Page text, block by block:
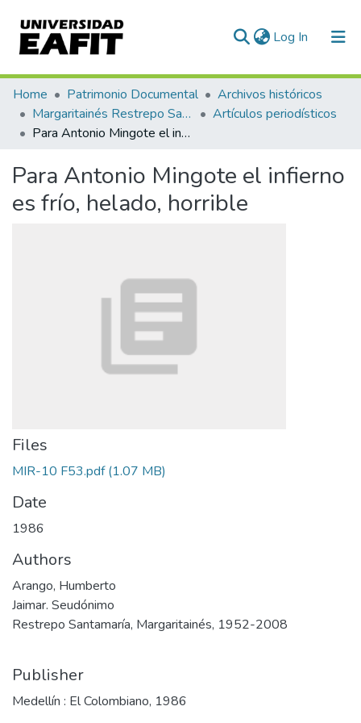
Log In (current)
Communities & Collections
All of DSpace
Home Patrimonio Documental
Archivos históricos
Margaritainés Restrepo Santamaría
Artículos periodísticos
Para Antonio Mingote el infierno es frío, helado, horrible
Para Antonio Mingote el infierno
es frío, helado, horrible
Files
MIR-10 F53.pdf(1.07 MB)
Date
1986
Authors
Arango, Humberto
Jaimar. Seudónimo
Restrepo Santamaría, Margaritainés, 1952-2008
Publisher
Medellín : El Colombiano, 1986